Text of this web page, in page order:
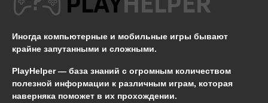
Иногда компьютерные и мобильные игры бывают
крайне запутанными и сложными.
PlayHelper — база знаний с огромным количеством
полезной информации к различным играм, которая
наверняка поможет в их прохождении.